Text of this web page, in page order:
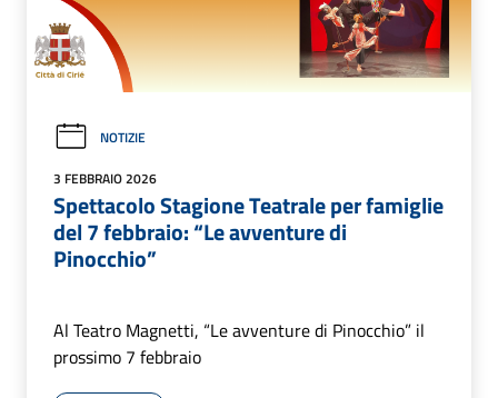
NOTIZIE
3 FEBBRAIO 2026
Spettacolo Stagione Teatrale per famiglie
del 7 febbraio: “Le avventure di
Pinocchio”
Al Teatro Magnetti, “Le avventure di Pinocchio” il
prossimo 7 febbraio